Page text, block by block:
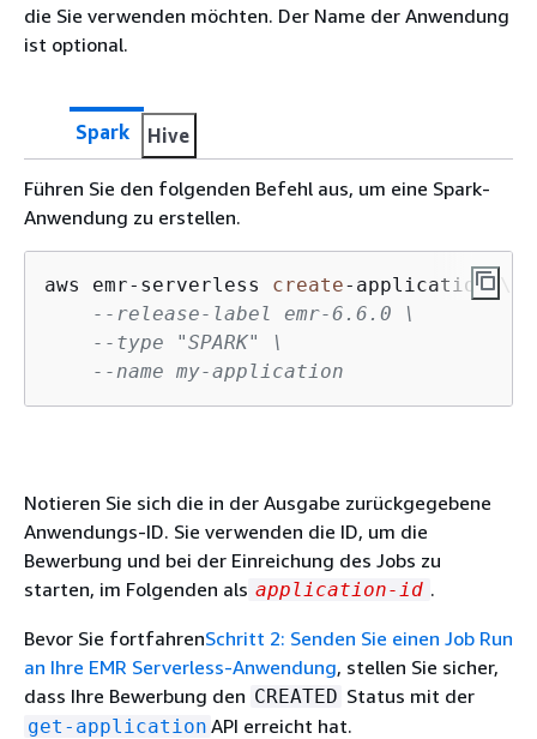
die Sie verwenden möchten. Der Name der Anwendung
ist optional.
Spark Hive
Führen Sie den folgenden Befehl aus, um eine Spark-
Anwendung zu erstellen.
aws emr- serverless create- application \
--release-label emr-6.6.0 \
--type "SPARK" \
--name my-application
Notieren Sie sich die in der Ausgabe zurückgegebene
Anwendungs-ID. Sie verwenden die ID, um die
Bewerbung und bei der Einreichung des Jobs zu
starten, im Folgenden als application-id .
Bevor Sie fortfahrenSchritt 2: Senden Sie einen Job Run
an Ihre EMR Serverless-Anwendung, stellen Sie sicher,
dass Ihre Bewerbung den CREATED Status mit der
get-application API erreicht hat.